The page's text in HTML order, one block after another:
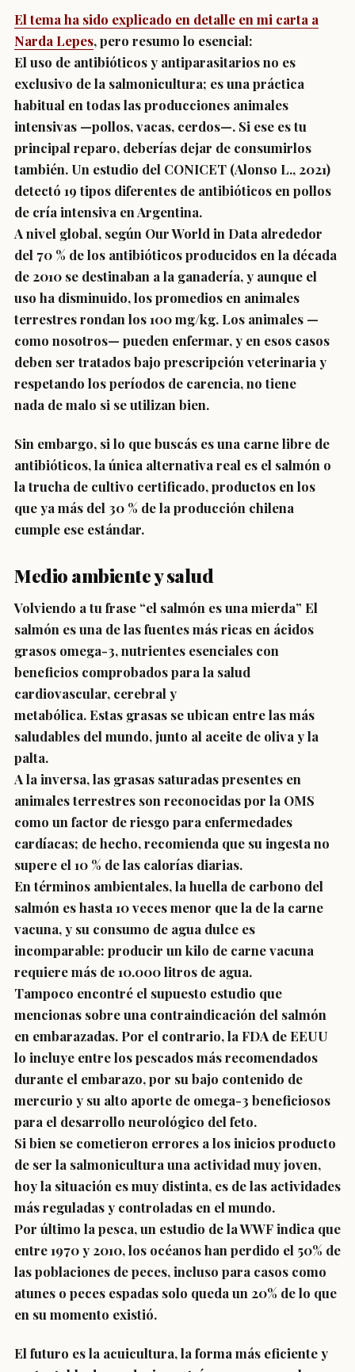
El tema ha sido explicado en detalle en mi carta a
Narda Lepes, pero resumo lo esencial:
El uso de antibióticos y antiparasitarios no es
exclusivo de la salmonicultura; es una práctica
habitual en todas las producciones animales
intensivas —pollos, vacas, cerdos—. Si ese es tu
principal reparo, deberías dejar de consumirlos
también. Un estudio del CONICET (Alonso L., 2021)
detectó 19 tipos diferentes de antibióticos en pollos
de cría intensiva en Argentina.
A nivel global, según Our World in Data alrededor
del 70 % de los antibióticos producidos en la década
de 2010 se destinaban a la ganadería, y aunque el
uso ha disminuido, los promedios en animales
terrestres rondan los 100 mg/kg. Los animales —
como nosotros— pueden enfermar, y en esos casos
deben ser tratados bajo prescripción veterinaria y
respetando los períodos de carencia, no tiene
nada de malo si se utilizan bien.
Sin embargo, si lo que buscás es una carne libre de
antibióticos, la única alternativa real es el salmón o
la trucha de cultivo certificado, productos en los
que ya más del 30 % de la producción chilena
cumple ese estándar.
Medio ambiente y salud
Volviendo a tu frase “el salmón es una mierda” El
salmón es una de las fuentes más ricas en ácidos
grasos omega-3, nutrientes esenciales con
beneficios comprobados para la salud
cardiovascular, cerebral y
metabólica. Estas grasas se ubican entre las más
saludables del mundo, junto al aceite de oliva y la
palta.
A la inversa, las grasas saturadas presentes en
animales terrestres son reconocidas por la OMS
como un factor de riesgo para enfermedades
cardíacas; de hecho, recomienda que su ingesta no
supere el 10 % de las calorías diarias.
En términos ambientales, la huella de carbono del
salmón es hasta 10 veces menor que la de la carne
vacuna, y su consumo de agua dulce es
incomparable: producir un kilo de carne vacuna
requiere más de 10.000 litros de agua.
Tampoco encontré el supuesto estudio que
mencionas sobre una contraindicación del salmón
en embarazadas. Por el contrario, la FDA de EEUU
lo incluye entre los pescados más recomendados
durante el embarazo, por su bajo contenido de
mercurio y su alto aporte de omega-3 beneficiosos
para el desarrollo neurológico del feto.
Si bien se cometieron errores a los inicios producto
de ser la salmonicultura una actividad muy joven,
hoy la situación es muy distinta, es de las actividades
más reguladas y controladas en el mundo.
Por último la pesca, un estudio de la WWF indica que
entre 1970 y 2010, los océanos han perdido el 50% de
las poblaciones de peces, incluso para casos como
atunes o peces espadas solo queda un 20% de lo que
en su momento existió.
El futuro es la acuicultura, la forma más eficiente y